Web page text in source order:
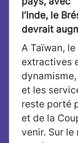
l’Inde, le
devrait
A Taïwan,
extractives
et les
reste porté
et de la
venir. Sur le